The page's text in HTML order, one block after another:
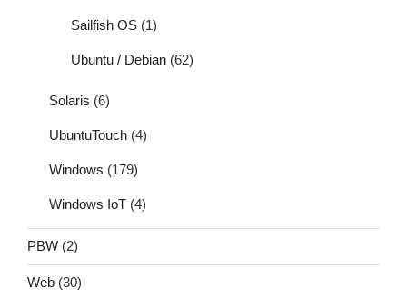
Sailfish OS (1)
Ubuntu / Debian (62)
Solaris (6)
UbuntuTouch (4)
Windows (179)
Windows IoT (4)
PBW (2)
Web (30)